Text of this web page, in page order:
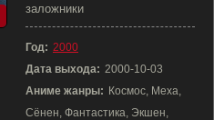
заложники
Год: 2000
Дата выхода: 2000-10-03
Аниме жанры: Космос, Меха,
Сёнен, Фантастика, Экшен,